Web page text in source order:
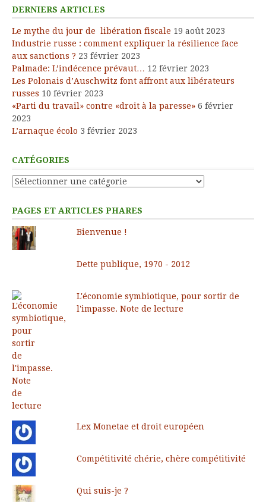
DERNIERS ARTICLES
Le mythe du jour de libération fiscale 19 août 2023
Industrie russe : comment expliquer la résilience face
aux sanctions ? 23 février 2023
Palmade: L’indécence prévaut… 12 février 2023
Les Polonais d’Auschwitz font affront aux libérateurs
russes 10 février 2023
«Parti du travail» contre «droit à la paresse» 6 février
2023
L’arnaque écolo 3 février 2023
CATÉGORIES
Catégories
PAGES ET ARTICLES PHARES
Bienvenue !
Dette publique, 1970 - 2012
L'économie symbiotique, pour sortir de
l'impasse. Note de lecture
Lex Monetae et droit européen
Compétitivité chérie, chère compétitivité
Qui suis-je ?